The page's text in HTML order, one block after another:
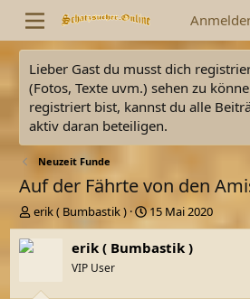
Lieber Gast du musst dich
(Fotos, Texte uvm.) sehen zu
registriert bist, kannst du alle
aktiv daran beteiligen.
Neuzeit Funde
Auf der Fährte von den
E
r
s
erik ( Bumbastik )
E
r
s
15 Mai 2020
erik ( Bumbastik )
VIP User